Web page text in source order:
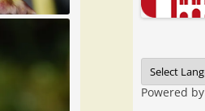
Powered by